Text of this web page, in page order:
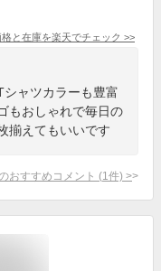
格と在庫を楽天でチェック >>
ャツカラーも豊富
もおしゃれで毎日の
揃えてもいいです
おすすめコメント (1 件) >